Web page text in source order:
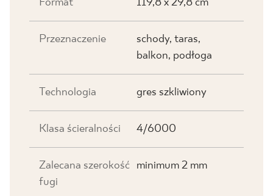
Format 119,8 x 29,8 cm
Przeznaczenie
schody, taras,
balkon, podłoga
Technologia gres szkliwiony
Klasa ścieralności 4/6000
Zalecana szerokość
fugi
minimum 2 mm